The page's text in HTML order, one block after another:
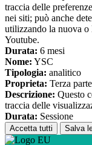
traccia delle
nei siti; può anche
utilizzando la nuova o
Youtube.
Durata: 6 mesi
Nome: YSC
Tipologia: analitico
Proprieta: Terza parte
Descrizione: Questo
traccia delle
Durata: Sessione
Accetta tutti Salva